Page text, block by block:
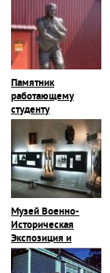
Памятник
работающему
студенту
Музей Военно-
Историческая
Экспозиция и
Галерея Героев-
Владимирцев